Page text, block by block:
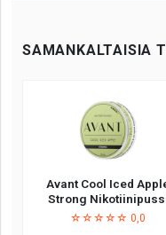
SAMANKALTAISIA
Avant Cool Iced
Strong
☆☆☆☆☆ 0,0